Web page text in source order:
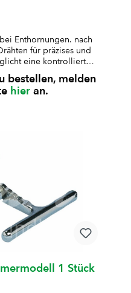
Enthornungen. nach
für präzises und
eine kontrollierte
und
mit stab- oder
bestellen, melden
hier an.
1 Stück